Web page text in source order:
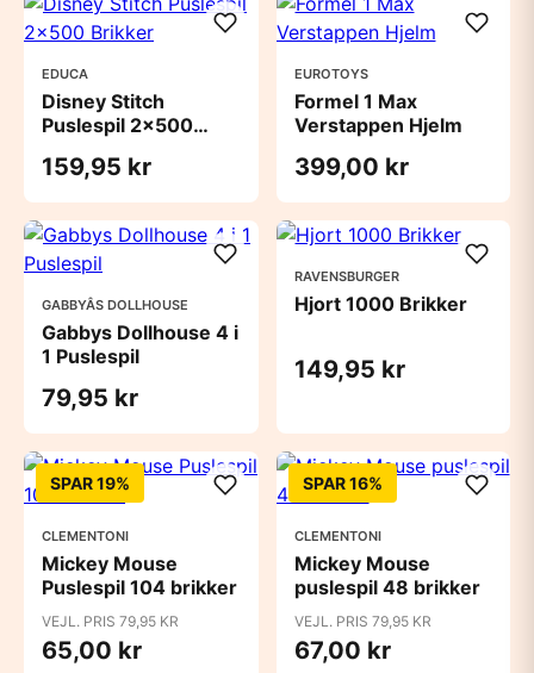
EDUCA
Disney Stitch
Puslespil 2x500
159,95 kr
EUROTOYS
Formel 1 Max
Verstappen Hjelm
399,00 kr
GABBYÂS DOLLHOUSE
Gabbys Dollhouse 4 i
1 Puslespil
79,95 kr
RAVENSBURGER
Hjort 1000 Brikker
149,95 kr
SPAR 19%
CLEMENTONI
Mickey Mouse
Puslespil 104 brikker
VEJL. PRIS 79,95 KR
65,00 kr
SPAR 16%
CLEMENTONI
Mickey Mouse
puslespil 48 brikker
VEJL. PRIS 79,95 KR
67,00 kr